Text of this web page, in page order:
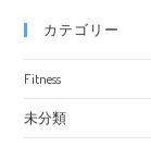
カテゴリー
Fitness
未分類